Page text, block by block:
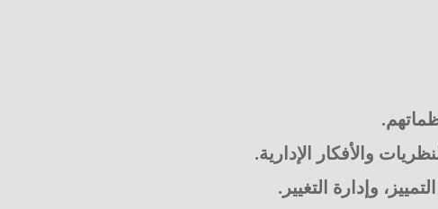
والأفكار الإدارية.
وإدارة التغيير.